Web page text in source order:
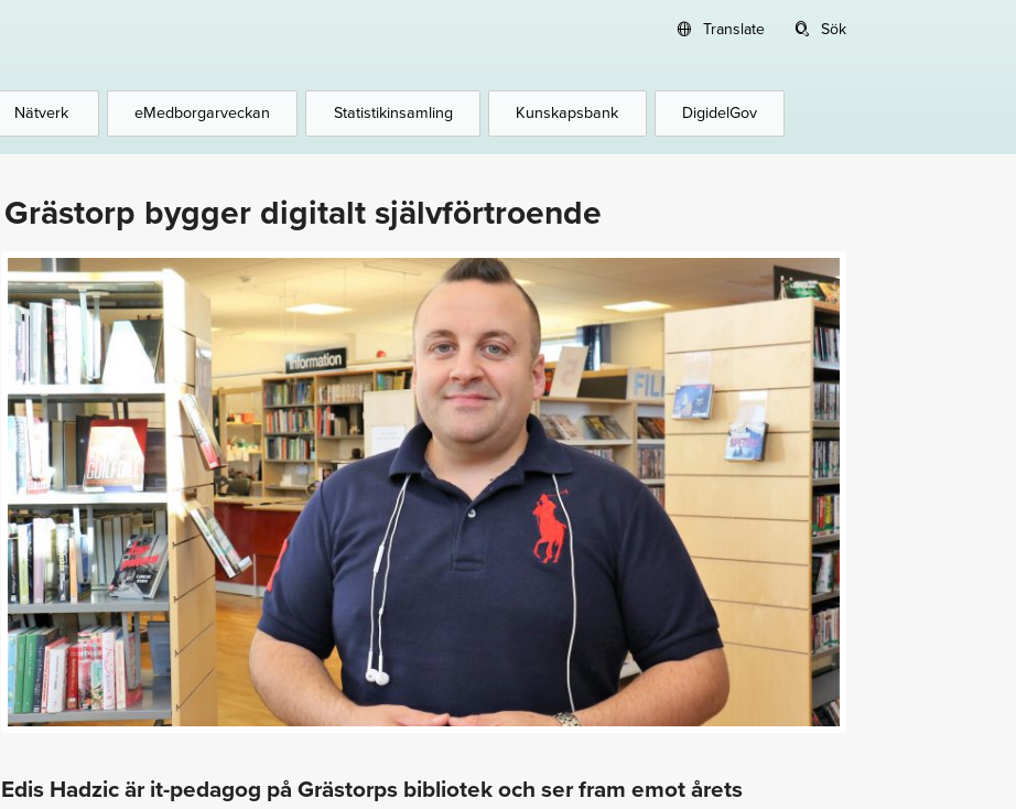
Translate Sök
Nätverk eMedborgarveckan Statistikinsamling Kunskapsbank DigidelGov
Grästorp bygger digitalt självförtroende
Edis Hadzic är it-pedagog på Grästorps bibliotek och ser fram emot årets